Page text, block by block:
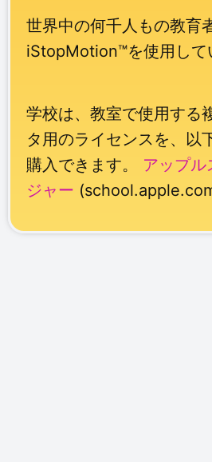
世界中の何千人もの教育
iStopMotion™を使用して
学校は、教室で使用する
タ用のライセンスを、以
購入できます。 アップル
ジャー (school.apple.com